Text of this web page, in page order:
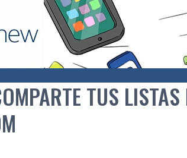
TUS LISTAS